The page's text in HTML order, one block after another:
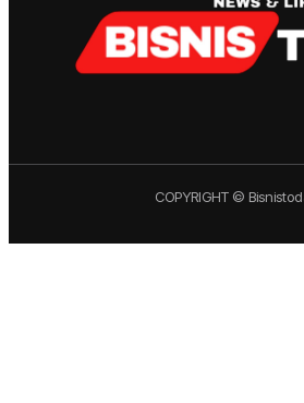
COPYRIGHT ©